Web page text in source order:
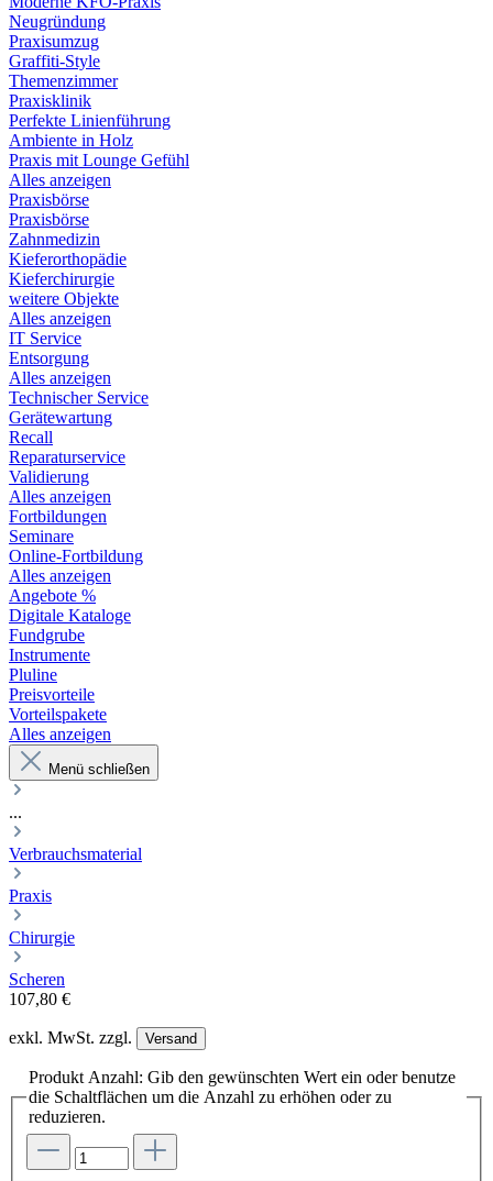
Neugründung
Praxisumzug
Graffiti-Style
Themenzimmer
Praxisklinik
Perfekte Linienführung
Ambiente in Holz
Praxis mit Lounge Gefühl
Alles anzeigen
Praxisbörse
Praxisbörse
Zahnmedizin
Kieferorthopädie
Kieferchirurgie
weitere Objekte
Alles anzeigen
IT Service
Entsorgung
Alles anzeigen
Technischer Service
Gerätewartung
Recall
Reparaturservice
Validierung
Alles anzeigen
Fortbildungen
Seminare
Online-Fortbildung
Alles anzeigen
Angebote %
Digitale Kataloge
Fundgrube
Instrumente
Pluline
Preisvorteile
Vorteilspakete
Alles anzeigen
Menü schließen
...
Verbrauchsmaterial
Praxis
Chirurgie
Scheren
107,80 €
exkl. MwSt. zzgl. Versand
Produkt Anzahl: Gib den gewünschten Wert ein oder benutze
die Schaltflächen um die Anzahl zu erhöhen oder zu
reduzieren.